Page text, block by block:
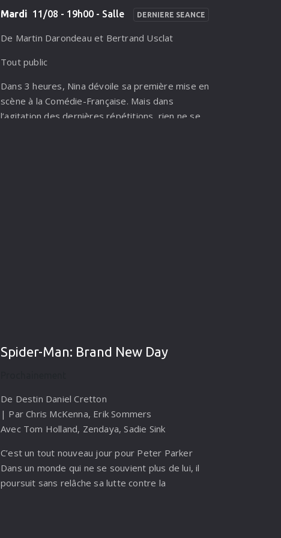
d'Homère est portée sur les écrans de manière
spectaculaire.
Mardi 11/08 - 19h00 - Salle DERNIERE SEANCE
De Martin Darondeau et Bertrand Usclat
Tout public
Dans 3 heures, Nina dévoile sa première mise en
scène à la Comédie-Française. Mais dans
l’agitation des dernières répétitions, rien ne se
Spider-Man: Brand New Day
De Destin Daniel Cretton
| Par Chris McKenna, Erik Sommers
Avec Tom Holland, Zendaya, Sadie Sink
C’est un tout nouveau jour pour Peter Parker
Dans un monde qui ne se souvient plus de lui, il
poursuit sans relâche sa lutte contre la